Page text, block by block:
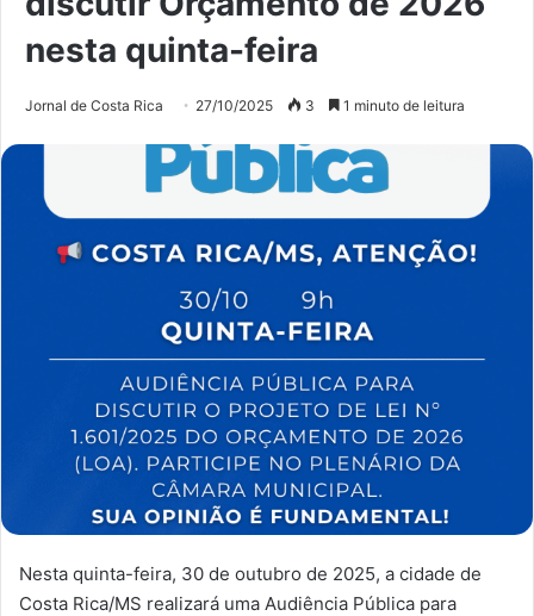
nesta quinta-feira
Jornal de Costa Rica 27/10/2025 3 1 minuto de leitura
Nesta quinta-feira, 30 de outubro de 2025, a cidade de
Costa Rica/MS realizará uma Audiência Pública para